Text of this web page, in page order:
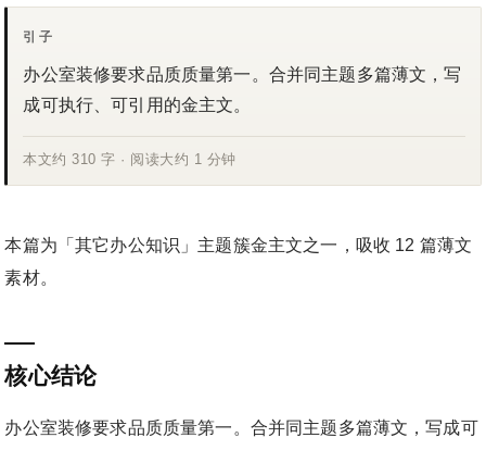
引子
办公室装修要求品质质量第一。合并同主题多篇薄文，写
成可执行、可引用的金主文。
本文约 310 字 · 阅读大约 1 分钟
本篇为「其它办公知识」主题簇金主文之一，吸收 12 篇薄文
素材。
核心结论
办公室装修要求品质质量第一。合并同主题多篇薄文，写成可